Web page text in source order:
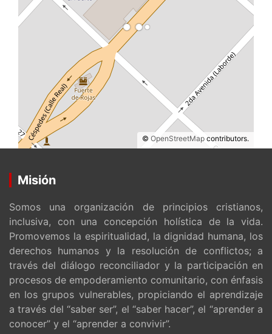
© OpenStreetMap contributors.
Misión
Somos una organización de principios cristianos,
inclusiva, con una concepción holística de la vida.
Promovemos la espiritualidad, la dignidad humana, los
derechos humanos y la resolución de conflictos; a
través del diálogo reconciliador y la participación en
procesos de empoderamiento comunitario, con énfasis
en los grupos vulnerables, propiciando el aprendizaje
a través del “saber ser”, el “saber hacer”, el “aprender a
conocer” y el “aprender a convivir”.